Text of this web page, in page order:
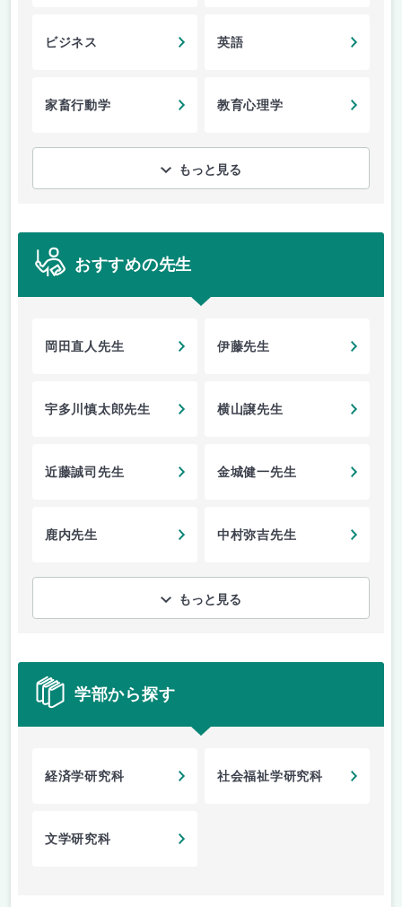
ビジネス 英語
家畜行動学 教育心理学
もっと見る
おすすめの先生
岡田直人先生 伊藤先生
宇多川慎太郎先生 横山譲先生
近藤誠司先生 金城健一先生
鹿内先生 中村弥吉先生
もっと見る
学部から探す
経済学研究科 社会福祉学研究科
文学研究科